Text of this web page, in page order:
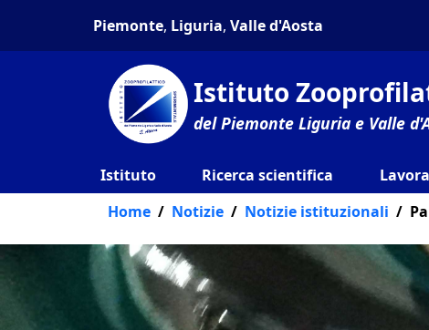
Piemonte, Liguria, Valle d'Aosta
Istituto
del Piemonte Liguria e Valle
Istituto Ricerca scientifica
Home
Notizie Notizie istituzionali